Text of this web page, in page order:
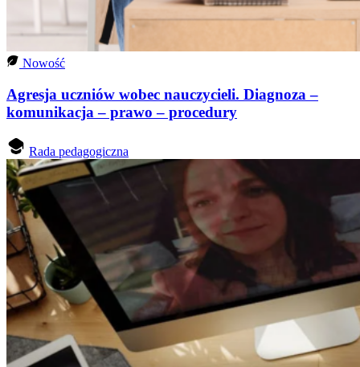
Nowość
Agresja uczniów wobec nauczycieli. Diagnoza –
komunikacja – prawo – procedury
Rada pedagogiczna